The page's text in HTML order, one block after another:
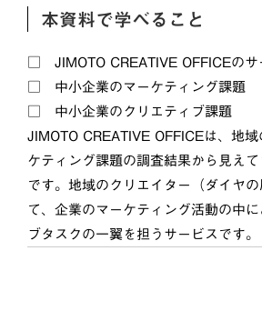
本資料で学べること
▢ JIMOTO CREATIVE OFFICEのサ
▢ 中小企業のマーケティング課題
▢ 中小企業のクリエティブ課題
JIMOTO CREATIVE OFFICEは、地
ケティング課題の調査結果から見え
です。地域のクリエイター（ダイヤ
て、企業のマーケティング活動の中
ブタスクの一翼を担うサービスです。